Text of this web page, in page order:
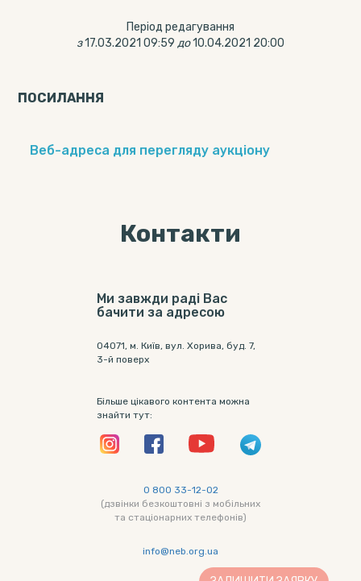
Період редагування
з17.03.2021 09:59 до10.04.2021 20:00
ПОСИЛАННЯ
Веб-адреса для перегляду аукціону
Контакти
Ми завжди раді Вас
бачити за адресою
04071, м. Київ, вул. Хорива, буд. 7,
3-й поверх
Більше цікавого контента можна
знайти тут:
0 800 33-12-02
(дзвінки безкоштовні з мобільних
та стаціонарних телефонів)
info@neb.org.ua